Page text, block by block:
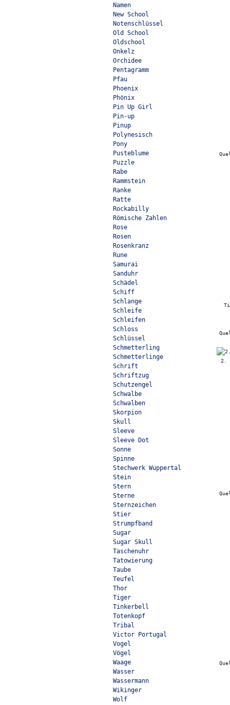
Namen
New School
Notenschlüssel
Old School
Oldschool
Onkelz
Orchidee
Pentagramm
Pfau
Phoenix
Phönix
Pin Up Girl
Pin-up
Pinup
Polynesisch
Pony
Pusteblume
Puzzle
Rabe
Rammstein
Ranke
Ratte
Rockabilly
Römische Zahlen
Rose
Rosen
Rosenkranz
Rune
Samurai
Sanduhr
Schädel
Schiff
Schlange
Schleife
Schleifen
Schloss
Schlüssel
Schmetterling
Schmetterlinge
Schrift
Schriftzug
Schutzengel
Schwalbe
Schwalben
Skorpion
Skull
Sleeve
Sleeve Dot
Sonne
Spinne
Stechwerk Wuppertal
Stein
Stern
Sterne
Sternzeichen
Stier
Strumpfband
Sugar
Sugar Skull
Taschenuhr
Tatowierung
Taube
Teufel
Thor
Tiger
Tinkerbell
Totenkopf
Tribal
Victor Portugal
Vogel
Vögel
Waage
Wasser
Wassermann
Wikinger
Wolf
2.